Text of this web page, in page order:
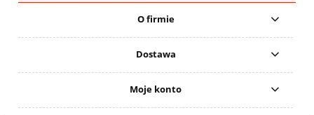
O firmie
Dostawa
Moje konto